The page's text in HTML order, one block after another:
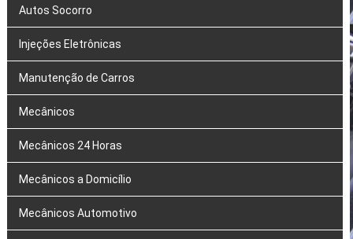
Autos Socorro
Injeções Eletrônicas
Manutenção de Carros
Mecânicos
Mecânicos 24 Horas
Mecânicos a Domicílio
Mecânicos Automotivo